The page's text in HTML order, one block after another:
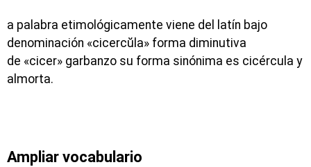
a palabra etimológicamente viene del latín bajo
denominación «cicercŭla» forma diminutiva
de «cicer» garbanzo su forma sinónima es cicércula y
almorta.
Ampliar vocabulario